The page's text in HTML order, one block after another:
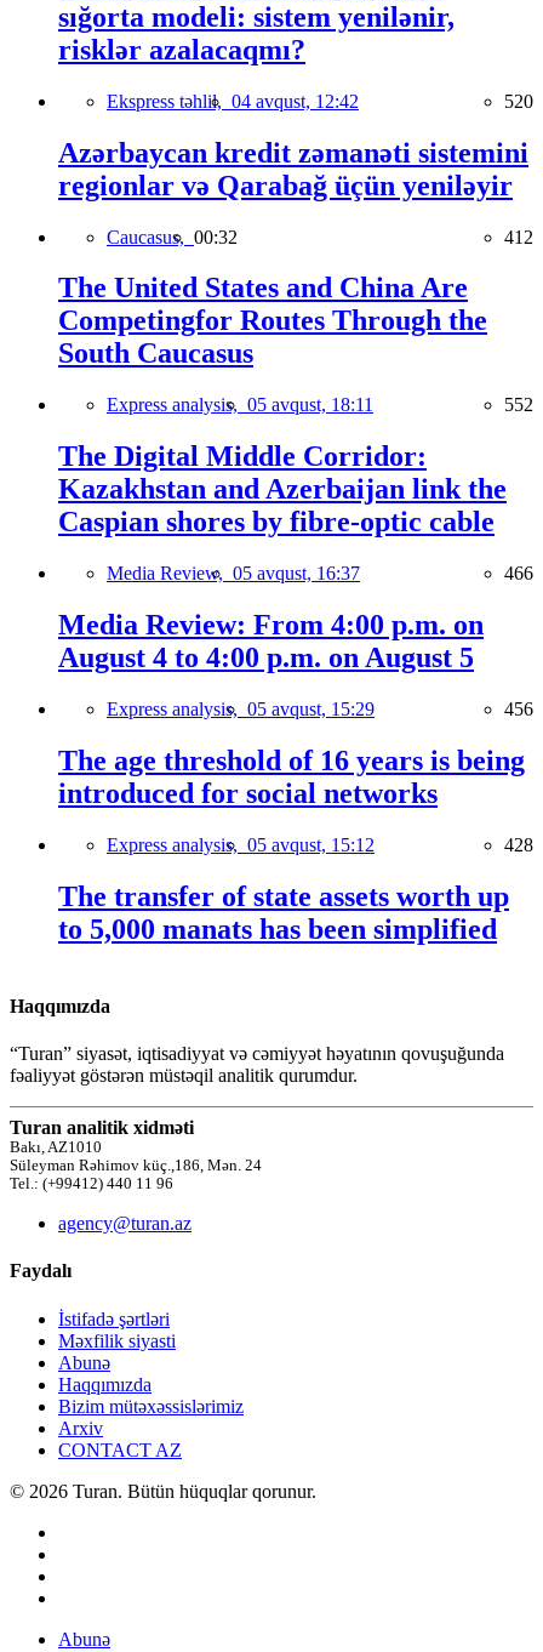
sığorta modeli: sistem yenilənir,
risklər azalacaqmı?
Ekspress təhlil, 04 avqust, 12:42 520
Azərbaycan kredit zəmanəti sistemini
regionlar və Qarabağ üçün yeniləyir
Caucasus, 00:32 412
The United States and China Are
Competingfor Routes Through the
South Caucasus
Express analysis, 05 avqust, 18:11 552
The Digital Middle Corridor:
Kazakhstan and Azerbaijan link the
Caspian shores by fibre-optic cable
Media Review, 05 avqust, 16:37 466
Media Review: From 4:00 p.m. on
August 4 to 4:00 p.m. on August 5
Express analysis, 05 avqust, 15:29 456
The age threshold of 16 years is being
introduced for social networks
Express analysis, 05 avqust, 15:12 428
The transfer of state assets worth up
to 5,000 manats has been simplified
Haqqımızda
“Turan” siyasət, iqtisadiyyat və cəmiyyət həyatının qovuşuğunda
fəaliyyət göstərən müstəqil analitik qurumdur.
Turan analitik xidməti
Bakı, AZ1010
Süleyman Rəhimov küç.,186, Mən. 24
Tel.: (+99412) 440 11 96
agency@turan.az
Faydalı
İstifadə şərtləri
Məxfilik siyasti
Abunə
Haqqımızda
Bizim mütəxəssislərimiz
Arxiv
CONTACT AZ
© 2026 Turan. Bütün hüquqlar qorunur.
Abunə